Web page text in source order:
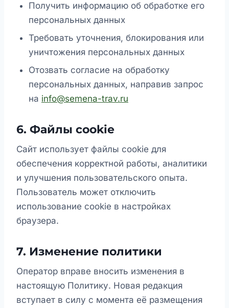
Получить информацию об обработке его
персональных данных
Требовать уточнения, блокирования или
уничтожения персональных данных
Отозвать согласие на обработку
персональных данных, направив запрос
на info@semena-trav.ru
6. Файлы cookie
Сайт использует файлы cookie для
обеспечения корректной работы, аналитики
и улучшения пользовательского опыта.
Пользователь может отключить
использование cookie в настройках
браузера.
7. Изменение политики
Оператор вправе вносить изменения в
настоящую Политику. Новая редакция
вступает в силу с момента её размещения